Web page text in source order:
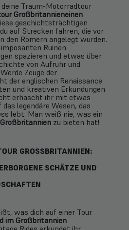
Traum-Motorradtour
Großbritannieneinen
geschichtsträchtigen
auf Strecken fahren, die vor
den Römern angelegt wurden.
Ruinen
spazieren und etwas über
von Aufruhr und
Zeuge der
der englischen Renaissance
und kreativen Erkundungen
erhascht ihr mit etwas
legendäre Wesen, das
lebt. Man weiß nie, was ein
zu bieten hat!
GROSSBRITANNIEN: E
SCHÄTZE UND G
was dich auf einer Tour
im Großbritannien